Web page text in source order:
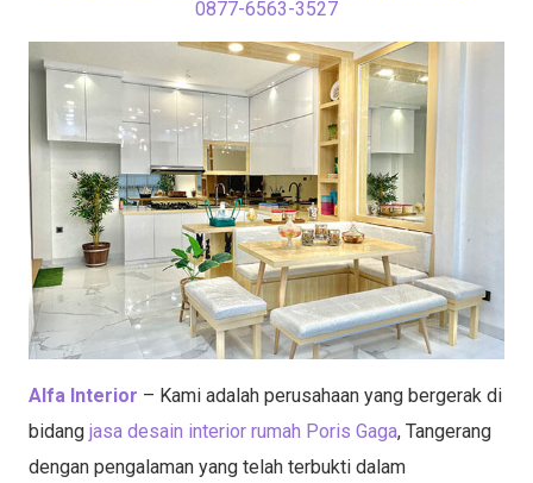
0877-6563-3527
Alfa Interior – Kami adalah perusahaan yang bergerak di
bidang jasa desain interior rumah Poris Gaga, Tangerang
dengan pengalaman yang telah terbukti dalam